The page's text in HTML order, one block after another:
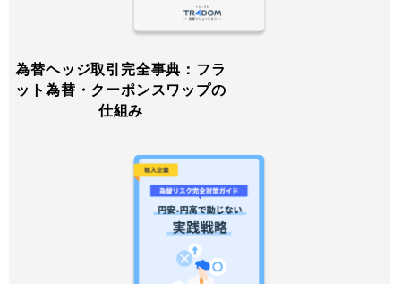
為替ヘッジ取引完全事典：フラ
ット為替・クーポンスワップの
仕組み